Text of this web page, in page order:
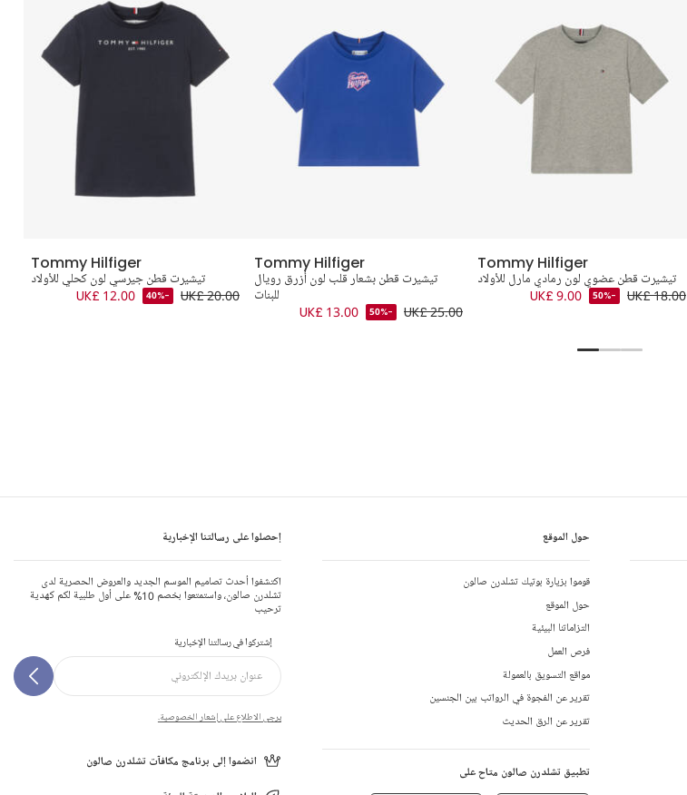
Tommy Hilfiger
تيشيرت قطن جيرسي لون كحلي للأولاد
UK£ 20.00
-40%
UK£ 12.00
Tommy Hilfiger
تيشيرت قطن بشعار قلب لون أزرق رويال
للبنات
UK£ 25.00
-50%
UK£ 13.00
Tommy Hilfiger
تيشيرت قطن عضوي لون رمادي مارل للأولاد
UK£ 18.00
-50%
UK£ 9.00
حول الموقع
قوموا بزيارة بوتيك تشلدرن صالون
حول الموقع
التزاماتنا البيئية
فرص العمل
مواقع التسويق بالعمولة
تقرير عن الفجوة في الرواتب بين الجنسين
تقرير عن الرق الحديث
تطبيق تشلدرن صالون متاح على
إحصلوا على رسالتنا الإخبارية
اكتشفوا أحدث تصاميم الموسم الجديد والعروض الحصرية لدى
تشلدرن صالون، واستمتعوا بخصم 10% على أول طلبية لكم كهدية
ترحيب
إشتركوا في رسالتنا الإخبارية
يرجى الاطلاع على إشعار الخصوصية.
انضموا إلى برنامج مكافآت تشلدرن صالون